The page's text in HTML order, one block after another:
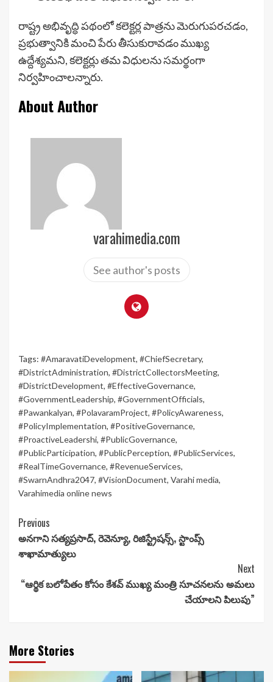
రాష్ట్ర అభివృద్ధి పథంలో కలెక్టర్ల పాత్రను మెరుగుపరచడం,
ప్రభుత్వానికి మంచి పేరు తీసుకురావడం ముఖ్య
ఉద్దేశ్యమని, కలెక్టర్లు తమ విధులను సమర్థంగా
నిర్వహించాలన్నారు.
About Author
varahimedia.com
See author's posts
Tags: #AmaravatiDevelopment, #ChiefSecretary,
#DistrictAdministration, #DistrictCollectorsMeeting,
#DistrictDevelopment, #EffectiveGovernance,
#GovernmentLeadership, #GovernmentOfficials,
#Pawankalyan, #PolavaramProject, #PolicyAwareness,
#PolicyImplementation, #PositiveGovernance,
#ProactiveLeadershi, #PublicGovernance,
#PublicParticipation, #PublicPerception, #PublicServices,
#RealTimeGovernance, #RevenueServices,
#SwarnAndhra2047, #VisionDocument, Varahi media,
Varahimedia online news
Continue
Reading
Previous
అనగాని సత్యప్రసాద్, రెవెన్యూ, రిజిస్ట్రేషన్స్, స్టాంప్స్
శాఖామాత్యులు
Next
“ఆర్థిక బలోపేతం కోసం కేశవ్ ముఖ్య మంత్రి సూచనలను అమలు
చేయాలని పిలుపు”
More Stories